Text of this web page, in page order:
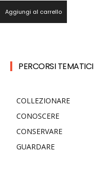
Aggiungi al carrello
PERCORSI TEMATICI
COLLEZIONARE
CONOSCERE
CONSERVARE
GUARDARE